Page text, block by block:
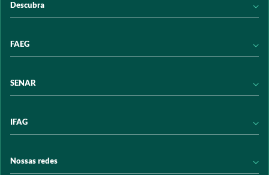
Descubra
Acervo digital
Programas e Serviços
Trabalhe conosco
FAEG
Transparência
SENAR
Transparência
Arrecadação
IFAG
Programas e Serviços
Nossas redes